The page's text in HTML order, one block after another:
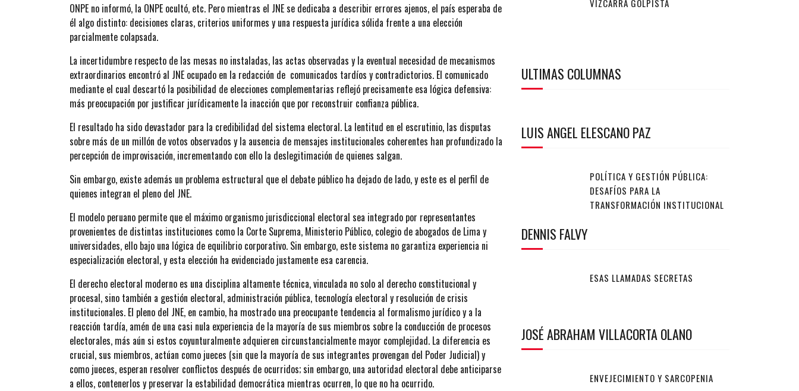
ONPE no informó, la ONPE ocultó, etc. Pero mientras el JNE se dedicaba a describir errores ajenos, el país esperaba de
él algo distinto: decisiones claras, criterios uniformes y una respuesta jurídica sólida frente a una elección
parcialmente colapsada.
La incertidumbre respecto de las mesas no instaladas, las actas observadas y la eventual necesidad de mecanismos
extraordinarios encontró al JNE ocupado en la redacción de comunicados tardíos y contradictorios. El comunicado
mediante el cual descartó la posibilidad de elecciones complementarias reflejó precisamente esa lógica defensiva:
más preocupación por justificar jurídicamente la inacción que por reconstruir confianza pública.
El resultado ha sido devastador para la credibilidad del sistema electoral. La lentitud en el escrutinio, las disputas
sobre más de un millón de votos observados y la ausencia de mensajes institucionales coherentes han profundizado la
percepción de improvisación, incrementando con ello la deslegitimación de quienes salgan.
Sin embargo, existe además un problema estructural que el debate público ha dejado de lado, y este es el perfil de
quienes integran el pleno del JNE.
El modelo peruano permite que el máximo organismo jurisdiccional electoral sea integrado por representantes
provenientes de distintas instituciones como la Corte Suprema, Ministerio Público, colegio de abogados de Lima y
universidades, ello bajo una lógica de equilibrio corporativo. Sin embargo, este sistema no garantiza experiencia ni
especialización electoral, y esta elección ha evidenciado justamente esa carencia.
El derecho electoral moderno es una disciplina altamente técnica, vinculada no solo al derecho constitucional y
procesal, sino también a gestión electoral, administración pública, tecnología electoral y resolución de crisis
institucionales. El pleno del JNE, en cambio, ha mostrado una preocupante tendencia al formalismo jurídico y a la
reacción tardía, amén de una casi nula experiencia de la mayoría de sus miembros sobre la conducción de procesos
electorales, más aún si estos coyunturalmente adquieren circunstancialmente mayor complejidad. La diferencia es
crucial, sus miembros, actúan como jueces (sin que la mayoría de sus integrantes provengan del Poder Judicial) y
como jueces, esperan resolver conflictos después de ocurridos; sin embargo, una autoridad electoral debe anticiparse
a ellos, contenerlos y preservar la estabilidad democrática mientras ocurren, lo que no ha ocurrido.
VIZCARRA GOLPISTA
ULTIMAS COLUMNAS
LUIS ANGEL ELESCANO PAZ
POLÍTICA Y GESTIÓN PÚBLICA:
DESAFÍOS PARA LA
TRANSFORMACIÓN INSTITUCIONAL
DENNIS FALVY
ESAS LLAMADAS SECRETAS
JOSÉ ABRAHAM VILLACORTA OLANO
ENVEJECIMIENTO Y SARCOPENIA